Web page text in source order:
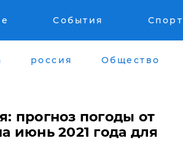
События Спорт
россия Общество
прогноз погоды от
июнь 2021 года для